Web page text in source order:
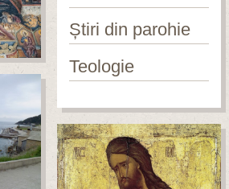
Știri din parohie
Teologie